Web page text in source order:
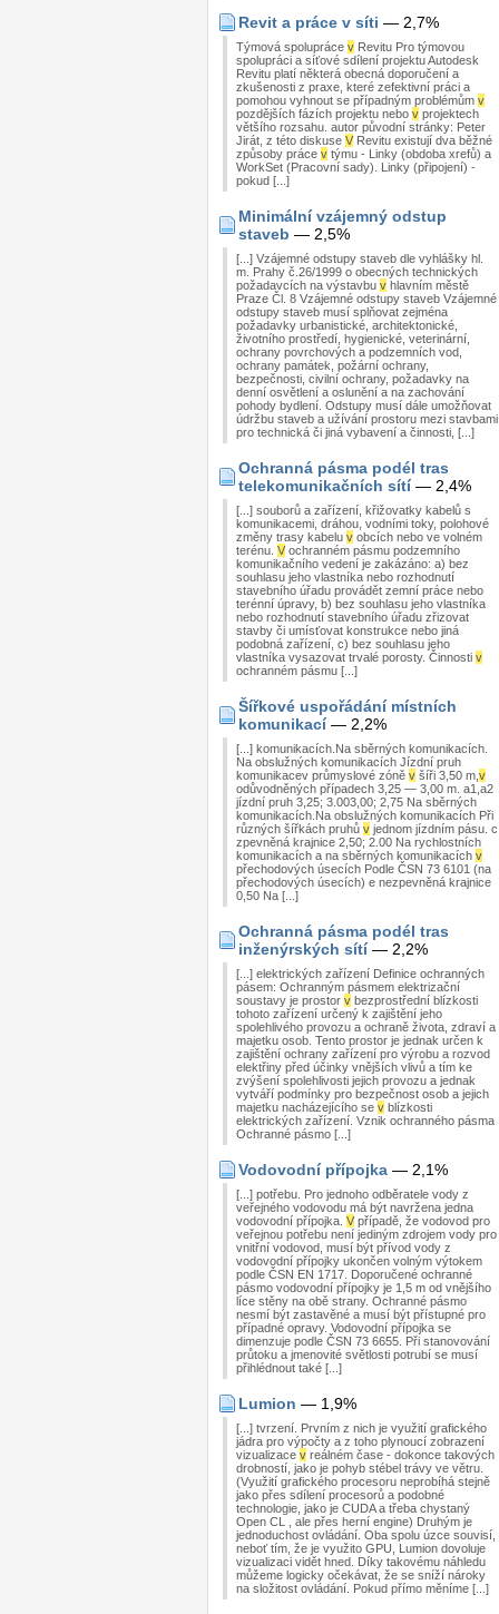
Revit a práce v síti — 2,7%
Týmová spolupráce v Revitu Pro týmovou
spolupráci a síťové sdílení projektu Autodesk
Revitu platí některá obecná doporučení a
zkušenosti z praxe, které zefektivní práci a
pomohou vyhnout se případným problémům v
pozdějších fázích projektu nebo v projektech
většího rozsahu. autor původní stránky: Peter
Jirát, z této diskuse V Revitu existují dva běžné
způsoby práce v týmu - Linky (obdoba xrefů) a
WorkSet (Pracovní sady). Linky (připojení) -
pokud [...]
Minimální vzájemný odstup
staveb — 2,5%
[...] Vzájemné odstupy staveb dle vyhlášky hl.
m. Prahy č.26/1999 o obecných technických
požadavcích na výstavbu v hlavním městě
Praze Čl. 8 Vzájemné odstupy staveb Vzájemné
odstupy staveb musí splňovat zejména
požadavky urbanistické, architektonické,
životního prostředí, hygienické, veterinární,
ochrany povrchových a podzemních vod,
ochrany památek, požární ochrany,
bezpečnosti, civilní ochrany, požadavky na
denní osvětlení a oslunění a na zachování
pohody bydlení. Odstupy musí dále umožňovat
údržbu staveb a užívání prostoru mezi stavbami
pro technická či jiná vybavení a činnosti, [...]
Ochranná pásma podél tras
telekomunikačních sítí— 2,4%
[...] souborů a zařízení, křižovatky kabelů s
komunikacemi, dráhou, vodními toky, polohové
změny trasy kabelu v obcích nebo ve volném
terénu. V ochranném pásmu podzemního
komunikačního vedení je zakázáno: a) bez
souhlasu jeho vlastníka nebo rozhodnutí
stavebního úřadu provádět zemní práce nebo
terénní úpravy, b) bez souhlasu jeho vlastníka
nebo rozhodnutí stavebního úřadu zřizovat
stavby či umísťovat konstrukce nebo jiná
podobná zařízení, c) bez souhlasu jeho
vlastníka vysazovat trvalé porosty. Činnosti v
ochranném pásmu [...]
Šířkové uspořádání místních
komunikací— 2,2%
[...] komunikacích.Na sběrných komunikacích.
Na obslužných komunikacích Jízdní pruh
komunikacev průmyslové zóně v šíři 3,50 m, v
odůvodněných případech 3,25 — 3,00 m. a1,a2
jízdní pruh 3,25; 3.003,00; 2,75 Na sběrných
komunikacích.Na obslužných komunikacích Při
různých šířkách pruhů v jednom jízdním pásu. c
zpevněná krajnice 2,50; 2.00 Na rychlostních
komunikacích a na sběrných komunikacích v
přechodových úsecích Podle ČSN 73 6101 (na
přechodových úsecích) e nezpevněná krajnice
0,50 Na [...]
Ochranná pásma podél tras
inženýrských sítí— 2,2%
[...] elektrických zařízení Definice ochranných
pásem: Ochranným pásmem elektrizační
soustavy je prostor v bezprostřední blízkosti
tohoto zařízení určený k zajištění jeho
spolehlivého provozu a ochraně života, zdraví a
majetku osob. Tento prostor je jednak určen k
zajištění ochrany zařízení pro výrobu a rozvod
elektřiny před účinky vnějších vlivů a tím ke
zvýšení spolehlivosti jejich provozu a jednak
vytváří podmínky pro bezpečnost osob a jejich
majetku nacházejícího se v blízkosti
elektrických zařízení. Vznik ochranného pásma
Ochranné pásmo [...]
Vodovodní přípojka — 2,1%
[...] potřebu. Pro jednoho odběratele vody z
veřejného vodovodu má být navržena jedna
vodovodní přípojka. V případě, že vodovod pro
veřejnou potřebu není jediným zdrojem vody pro
vnitřní vodovod, musí být přívod vody z
vodovodní přípojky ukončen volným výtokem
podle ČSN EN 1717. Doporučené ochranné
pásmo vodovodní přípojky je 1,5 m od vnějšího
líce stěny na obě strany. Ochranné pásmo
nesmí být zastavěné a musí být přístupné pro
případné opravy. Vodovodní přípojka se
dimenzuje podle ČSN 73 6655. Při stanovování
průtoku a jmenovité světlosti potrubí se musí
přihlédnout také [...]
Lumion — 1,9%
[...] tvrzení. Prvním z nich je využití grafického
jádra pro výpočty a z toho plynoucí zobrazení
vizualizace v reálném čase - dokonce takových
drobností, jako je pohyb stébel trávy ve větru.
(Využití grafického procesoru neprobíhá stejně
jako přes sdílení procesorů a podobné
technologie, jako je CUDA a třeba chystaný
Open CL , ale přes herní engine) Druhým je
jednoduchost ovládání. Oba spolu úzce souvisí,
neboť tím, že je využito GPU, Lumion dovoluje
vizualizaci vidět hned. Díky takovému náhledu
můžeme logicky očekávat, že se sníží nároky
na složitost ovládání. Pokud přímo měníme [...]